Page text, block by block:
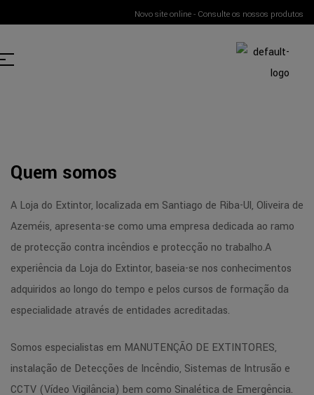
Novo site online - Consulte os nossos produtos
Quem somos
A Loja do Extintor, localizada em Santiago de Riba-Ul, Oliveira de
Azeméis, apresenta-se como uma empresa dedicada ao ramo
de protecção contra incêndios e protecção no trabalho.A
experiência da Loja do Extintor, baseia-se nos conhecimentos
adquiridos ao longo do tempo e pelos cursos de formação da
especialidade através de entidades acreditadas.
Somos especialistas em MANUTENÇÃO DE EXTINTORES,
instalação de Detecções de Incêndio, Sistemas de Intrusão e
CCTV (Vídeo Vigilância) bem como Sinalética de Emergência.